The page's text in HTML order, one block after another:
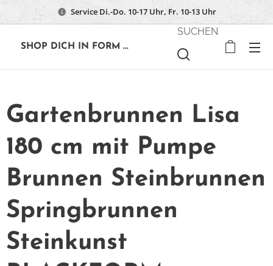
Service Di.-Do. 10-17 Uhr, Fr. 10-13 Uhr
SHOP DICH IN FORM ...
SUCHEN
Gartenbrunnen Lisa
180 cm mit Pumpe
Brunnen Steinbrunnen
Springbrunnen
Steinkunst